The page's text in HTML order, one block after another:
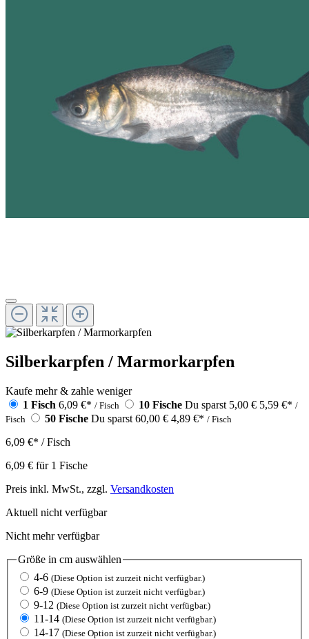
Silberkarpfen / Marmorkarpfen
Kaufe mehr & zahle weniger
1 Fisch 6,09 €* / Fisch 10 Fische Du sparst 5,00 € 5,59 €* /
Fisch
50 Fische Du sparst 60,00 € 4,89 €* / Fisch
6,09 €* / Fisch
6,09 € für 1 Fische
Preis inkl. MwSt., zzgl. Versandkosten
Aktuell nicht verfügbar
Nicht mehr verfügbar
Größe in cm auswählen
4-6 (Diese Option ist zurzeit nicht verfügbar.)
6-9 (Diese Option ist zurzeit nicht verfügbar.)
9-12 (Diese Option ist zurzeit nicht verfügbar.)
11-14 (Diese Option ist zurzeit nicht verfügbar.)
14-17 (Diese Option ist zurzeit nicht verfügbar.)